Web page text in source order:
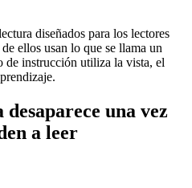
diseñados para los lectores
ellos usan lo que se llama un
de instrucción utiliza la vista, el
una vez
a leer